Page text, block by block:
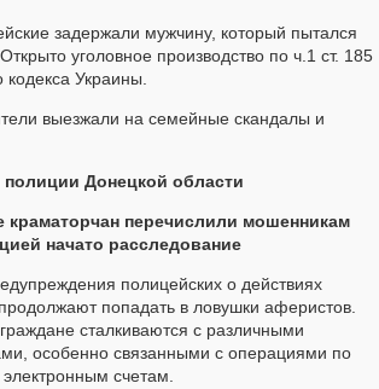
задержали мужчину, который пытался
уголовное производство по ч.1 ст. 185
Украины.
выезжали на семейные скандалы и
Донецкой области
перечислили мошенникам
начато расследование
полицейских о действиях
попадать в ловушки аферистов.
сталкиваются с различными
особенно связанными с операциями по
счетам.